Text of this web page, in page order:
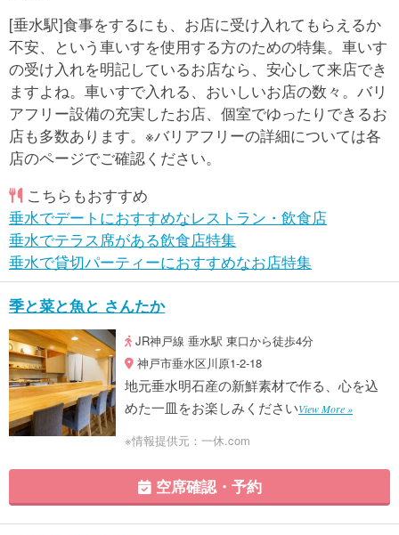
[垂水駅]食事をするにも、お店に受け入れてもらえるか
不安、という車いすを使用する方のための特集。車いす
の受け入れを明記しているお店なら、安心して来店でき
ますよね。車いすで入れる、おいしいお店の数々。バリ
アフリー設備の充実したお店、個室でゆったりできるお
店も多数あります。※バリアフリーの詳細については各
店のページでご確認ください。
こちらもおすすめ
垂水でデートにおすすめなレストラン・飲食店
垂水でテラス席がある飲食店特集
垂水で貸切パーティーにおすすめなお店特集
季と菜と魚と さんたか
JR神戸線 垂水駅 東口から徒歩4分
神戸市垂水区川原1-2-18
地元垂水明石産の新鮮素材で作る、心を込
めた一皿をお楽しみくださいView More »
※情報提供元：一休.com
空席確認・予約